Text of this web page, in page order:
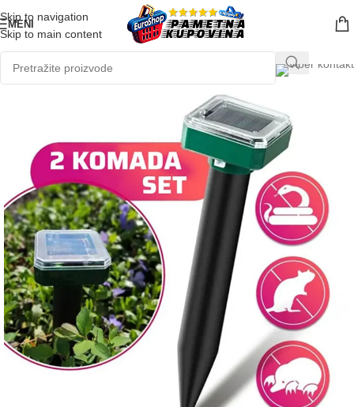
Skip to navigation
Skip to main content
MENI